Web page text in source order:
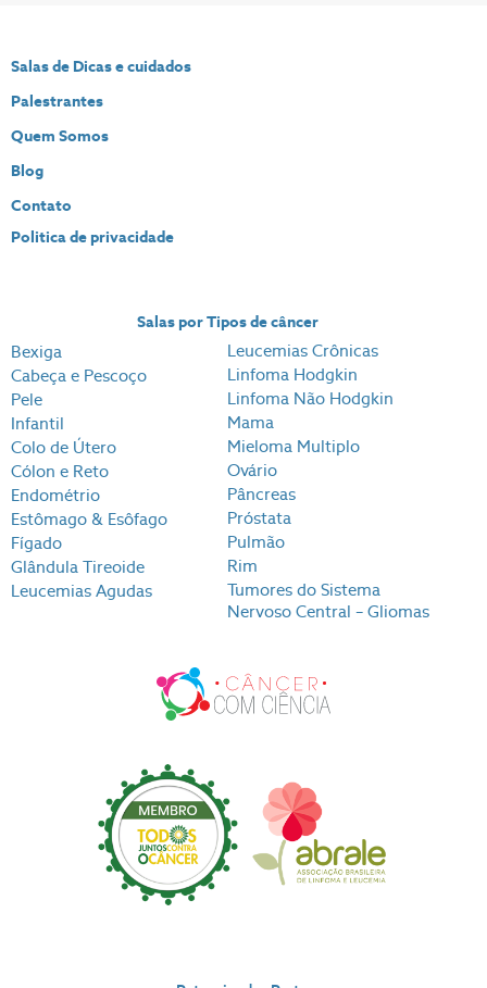
Salas de Dicas e cuidados
Palestrantes
Quem Somos
Blog
Contato
Politica de privacidade
Salas por Tipos de câncer
Bexiga
Cabeça e Pescoço
Pele
Infantil
Colo de Útero
Cólon e Reto
Endométrio
Estômago & Esôfago
Fígado
Glândula Tireoide
Leucemias Agudas
Leucemias Crônicas
Linfoma Hodgkin
Linfoma Não Hodgkin
Mama
Mieloma Multiplo
Ovário
Pâncreas
Próstata
Pulmão
Rim
Tumores do Sistema
Nervoso Central – Gliomas